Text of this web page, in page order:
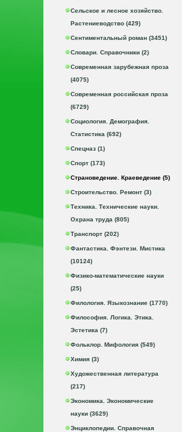
Сельское и лесное хозяйство.
Растениеводство (429)
Сентиментальный роман (3451)
Словари. Справочники (2)
Современная зарубежная проза
(4075)
Современная российская проза
(6729)
Социология. Демография.
Статистика (692)
Спецназ (1)
Спорт (173)
Страноведение. Краеведение (5)
Строительство. Ремонт (3)
Техника. Технические науки.
Охрана труда (805)
Транспорт (202)
Фантастика. Фэнтези. Мистика
(10124)
Физико-математические науки
(25)
Филология. Языкознание (1770)
Философия. Логика. Этика.
Эстетика (7)
Фольклор. Мифология (549)
Химия (3)
Художественная литература
(217)
Экономика. Экономические
науки (3629)
Энциклопедии. Справочная